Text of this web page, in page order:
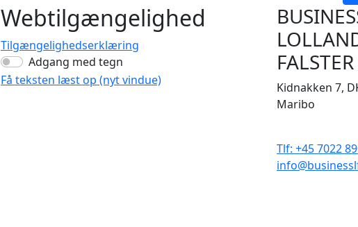
Webtilgængelighed
Tilgængelighedserklæring
Adgang med tegn
Få teksten læst op (nyt vindue)
FALSTER
Kidnakken 7,
Maribo
Tlf: +45 7022